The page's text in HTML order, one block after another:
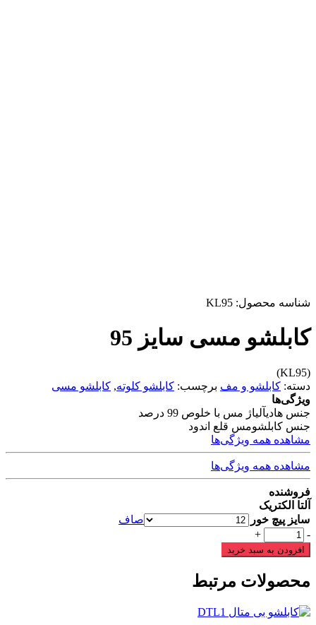
شناسه محصول: KL95
کابلشو مسی سایز 95
(KL95)
دسته: کابلشو و مف برچسب: کابلشو کلوته, کابلشو مسی
ویژگی‌ها
جنس هادیآلیاژ مس با خلوص 99 درصد
جنس کابلشومس قلع اندود
مشاهده همه ویژگی‌ها
مشاهده همه ویژگی‌ها
فروشنده
آلتا الکتریک
سایز پیچ خور
صاف
کابلشو
مسی
سایز
عدد
-
+
افزودن به سبد خرید
محصولات مرتبط